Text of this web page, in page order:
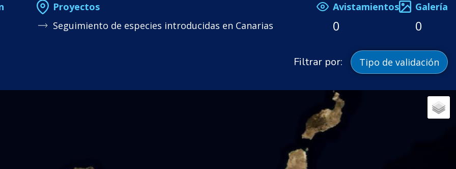
Proyectos
Seguimiento de especies introducidas en Canarias
Avistamientos
0
Galería
0
Filtrar por: Tipo de validación